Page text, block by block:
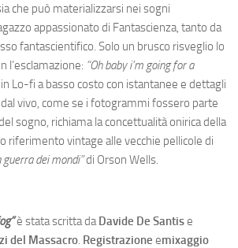
che può materializzarsi nei sogni
appassionato di Fantascienza, tanto da
fantascientifico. Solo un brusco risveglio lo
l’esclamazione: “Oh baby i’m going for a
Lo-fi a basso costo con istantanee e dettagli
vivo, come se i fotogrammi fossero parte
sogno, richiama la concettualità onirica della
riferimento vintage alle vecchie pellicole di
guerra dei mondi”di Orson Wells.
è stata scritta daDavide De Santise
del Massacro. Registrazione emixaggio